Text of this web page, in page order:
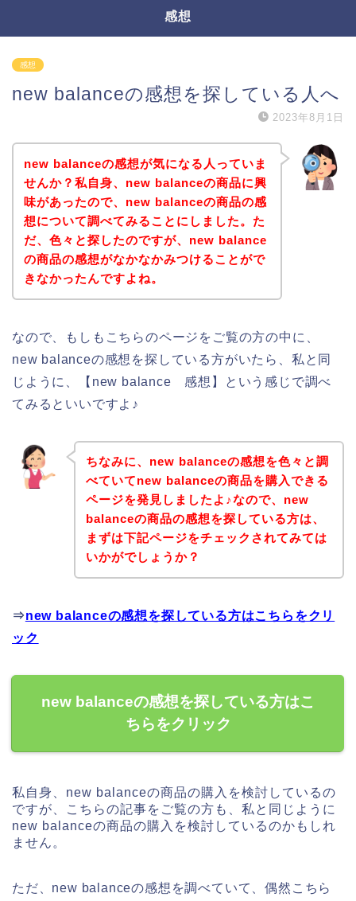
感想
感想
new balanceの感想を探している人へ
2023年8月1日
new balanceの感想が気になる人っていま
せんか？私自身、new balanceの商品に興
味があったので、new balanceの商品の感
想について調べてみることにしました。た
だ、色々と探したのですが、new balance
の商品の感想がなかなかみつけることがで
きなかったんですよね。
なので、もしもこちらのページをご覧の方の中に、
new balanceの感想を探している方がいたら、私と同
じように、【new balance 感想】という感じで調べ
てみるといいですよ♪
ちなみに、new balanceの感想を色々と調
べていてnew balanceの商品を購入できる
ページを発見しましたよ♪なので、new
balanceの商品の感想を探している方は、
まずは下記ページをチェックされてみては
いかがでしょうか？
⇒new balanceの感想を探している方はこちらをクリ
ック
new balanceの感想を探している方はこ
ちらをクリック
私自身、new balanceの商品の購入を検討しているの
ですが、こちらの記事をご覧の方も、私と同じように
new balanceの商品の購入を検討しているのかもしれ
ません。
ただ、new balanceの感想を調べていて、偶然こちら